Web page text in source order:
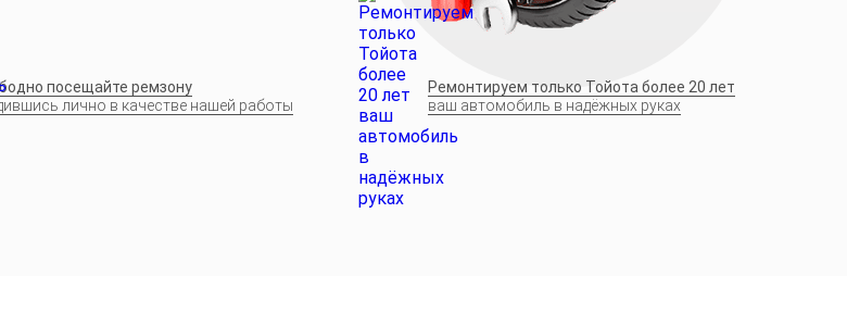
посещайте ремзону
лично в качестве нашей работы
Ремонтируем только Тойота более 20 лет
ваш автомобиль в надёжных руках